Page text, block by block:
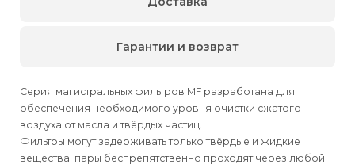
Серия магистральных фильтров MF разработана для
обеспечения необходимого уровня очистки сжатого
воздуха от масла и твёрдых частиц.
Фильтры могут задерживать только твёрдые и жидкие
вещества; пары беспрепятственно проходят через любой
Гарантии и возврат